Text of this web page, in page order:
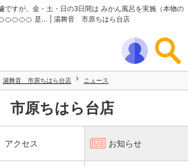
ですが、金・土・日の3日間は みかん風呂を実施（本物の
是... | 湯舞音 市原ちはら台店
湯舞音 市原ちはら台店 ニュース
原ちはら台店
アクセス お知らせ